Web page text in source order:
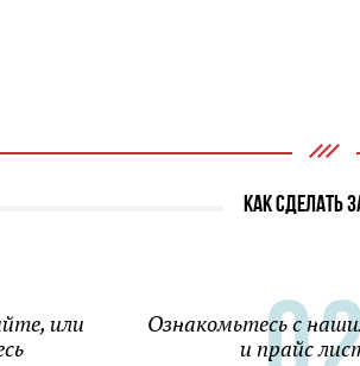
КАК СДЕЛАТЬ
или
Ознакомьтесь с
и прайс